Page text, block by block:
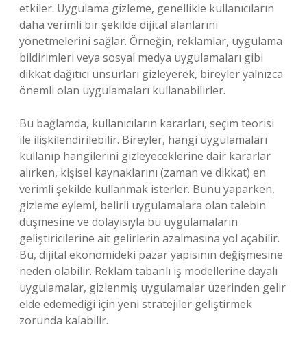
etkiler. Uygulama gizleme, genellikle kullanıcıların
daha verimli bir şekilde dijital alanlarını
yönetmelerini sağlar. Örneğin, reklamlar, uygulama
bildirimleri veya sosyal medya uygulamaları gibi
dikkat dağıtıcı unsurları gizleyerek, bireyler yalnızca
önemli olan uygulamaları kullanabilirler.
Bu bağlamda, kullanıcıların kararları, seçim teorisi
ile ilişkilendirilebilir. Bireyler, hangi uygulamaları
kullanıp hangilerini gizleyeceklerine dair kararlar
alırken, kişisel kaynaklarını (zaman ve dikkat) en
verimli şekilde kullanmak isterler. Bunu yaparken,
gizleme eylemi, belirli uygulamalara olan talebin
düşmesine ve dolayısıyla bu uygulamaların
geliştiricilerine ait gelirlerin azalmasına yol açabilir.
Bu, dijital ekonomideki pazar yapısının değişmesine
neden olabilir. Reklam tabanlı iş modellerine dayalı
uygulamalar, gizlenmiş uygulamalar üzerinden gelir
elde edemediği için yeni stratejiler geliştirmek
zorunda kalabilir.